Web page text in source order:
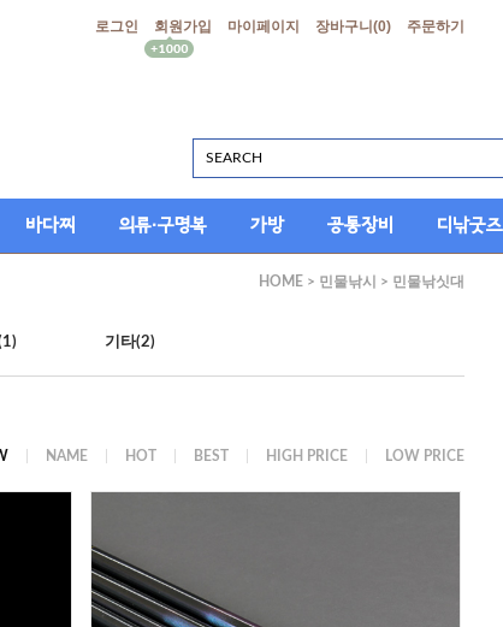
로그인 회원가입 마이페이지 장바구니(0) 주문하기
바다찌 의류·구명복 가방 공통장비 디낚굿즈
HOME > 민물낚시 > 민물낚싯대
기타(2)
NAME HOT BEST HIGH PRICE LOW PRICE